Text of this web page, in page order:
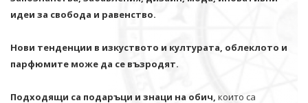
идеи за свобода и равенство.
Нови тенденции в изкуството и културата, облеклото и
парфюмите може да се възродят.
Подходящи са подаръци и знаци на обич, които са